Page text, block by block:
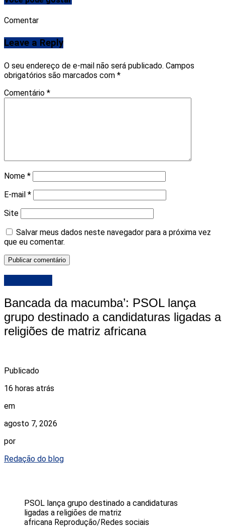
Comentar
Leave a Reply
O seu endereço de e-mail não será publicado. Campos
obrigatórios são marcados com *
Comentário *
Nome *
E-mail *
Site
Salvar meus dados neste navegador para a próxima vez
que eu comentar.
Bancada da macumba’: PSOL lança
grupo destinado a candidaturas ligadas a
religiões de matriz africana
Publicado
16 horas atrás
em
agosto 7, 2026
por
Redação do blog
PSOL lança grupo destinado a candidaturas
ligadas a religiões de matriz
africana Reprodução/Redes sociais